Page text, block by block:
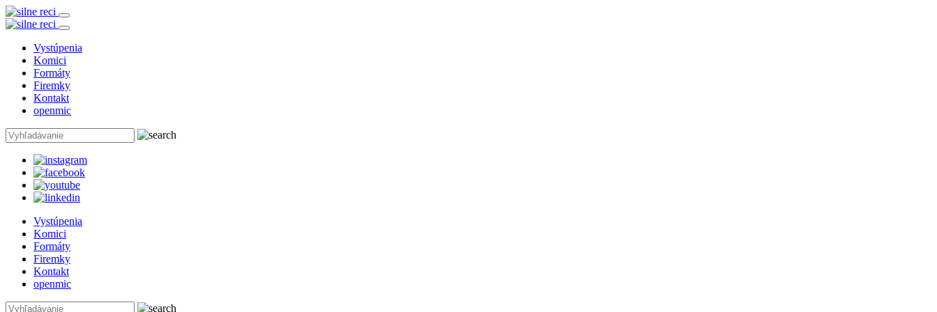
Vystúpenia
Komici
Formáty
Firemky
Kontakt
openmic
Vystúpenia
Komici
Formáty
Firemky
Kontakt
openmic